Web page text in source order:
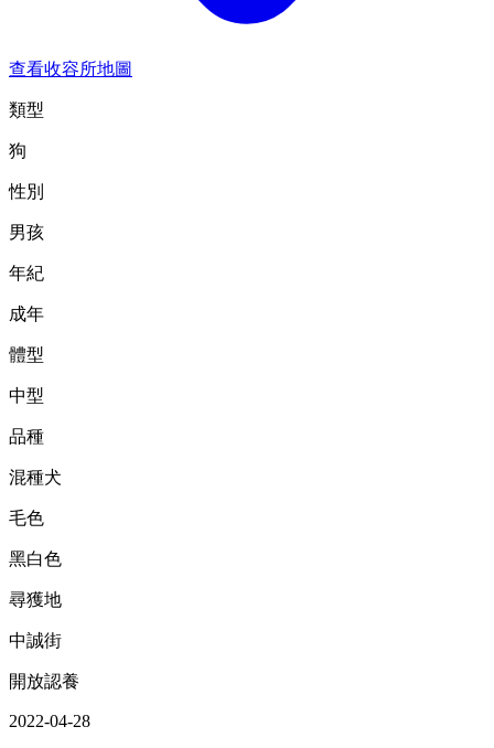
查看收容所地圖
類型
狗
性別
男孩
年紀
成年
體型
中型
品種
混種犬
毛色
黑白色
尋獲地
中誠街
開放認養
2022-04-28